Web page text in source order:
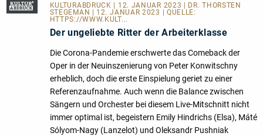
KULTURABDRUCK | 12. JANUAR 2023 | DR. THORSTEN
STEGEMAN | 12. JANUAR 2023 | QUELLE:
HTTPS://WWW.KULT...
Der ungeliebte Ritter der Arbeiterklasse
Die Corona-Pandemie erschwerte das Comeback der
Oper in der Neuinszenierung von Peter Konwitschny
erheblich, doch die erste Einspielung geriet zu einer
Referenzaufnahme. Auch wenn die Balance zwischen
Sängern und Orchester bei diesem Live-Mitschnitt nicht
immer optimal ist, begeistern Emily Hindrichs (Elsa), Máté
Sólyom-Nagy (Lanzelot) und Oleksandr Pushniak